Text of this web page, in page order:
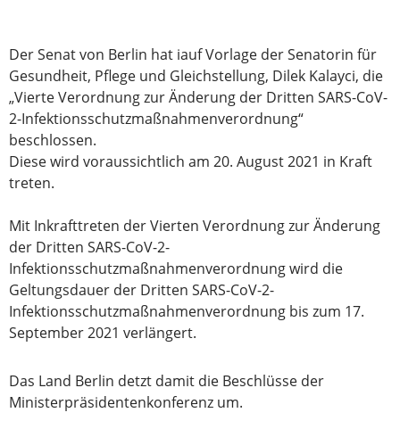
Der Senat von Berlin hat iauf Vorlage der Senatorin für
Gesundheit, Pflege und Gleichstellung, Dilek Kalayci, die
„Vierte Verordnung zur Änderung der Dritten SARS-CoV-
2-Infektionsschutzmaßnahmenverordnung“
beschlossen.
Diese wird voraussichtlich am 20. August 2021 in Kraft
treten.
Mit Inkrafttreten der Vierten Verordnung zur Änderung
der Dritten SARS-CoV-2-
Infektionsschutzmaßnahmenverordnung wird die
Geltungsdauer der Dritten SARS-CoV-2-
Infektionsschutzmaßnahmenverordnung bis zum 17.
September 2021 verlängert.
Das Land Berlin detzt damit die Beschlüsse der
Ministerpräsidentenkonferenz um.